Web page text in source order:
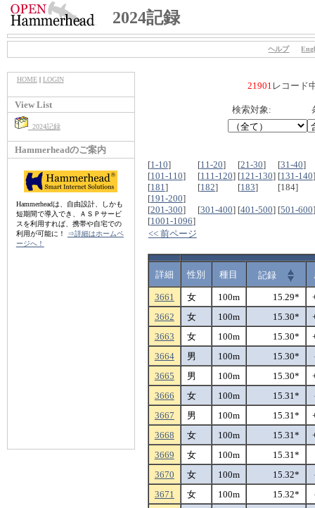
2024記録
ヘルプ
HOME| LOGIN
View List
2024記録
Hammerheadのご案内
Hammerheadは、自由設計、しかも
短期間で導入でき、ＡＳＰサービ
スを利用すれば、携帯や自宅での
利用が可能に！
⇒詳細はホームペ
ージへ！
21901 レコード
検索対象:
[1-10] [11-20] [21-30] [31-40]
[101-110] [111-120] [121-130] [131-140
[181] [182] [183]
[184]
[191-200]
[201-300] [301-400] [401-500] [501-600
[1001-1096]
<< 前ページ
詳細 性別 種目 記録
3661 女 100m 15.29*
3662
女 100m 15.30*
3663
女 100m 15.30*
3664
男 100m 15.30*
3665
男 100m 15.30*
3666
女 100m 15.31*
3667
男 100m 15.31*
3668
女 100m 15.31*
3669
女 100m
15.31*
3670
女 100m 15.32*
3671
女 100m 15.32*